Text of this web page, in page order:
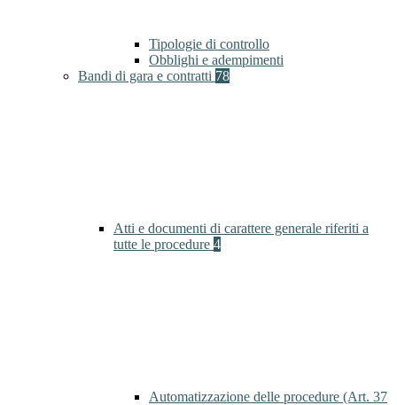
Tipologie di controllo
Obblighi e adempimenti
Bandi di gara e contratti 78
Atti e documenti di carattere generale riferiti a
tutte le procedure 4
Automatizzazione delle procedure (Art. 37